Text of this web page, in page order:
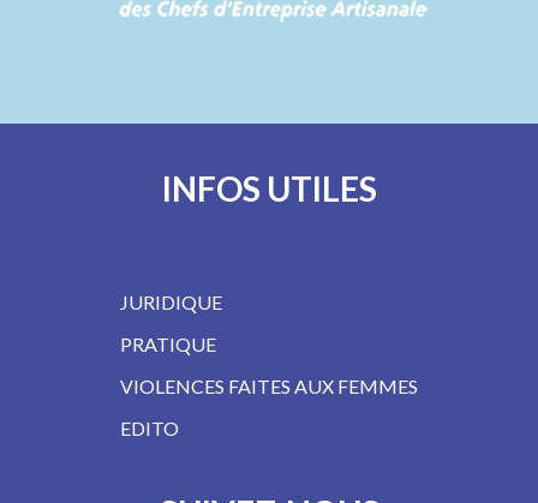
INFOS UTILES
JURIDIQUE
PRATIQUE
VIOLENCES FAITES AUX FEMMES
EDITO